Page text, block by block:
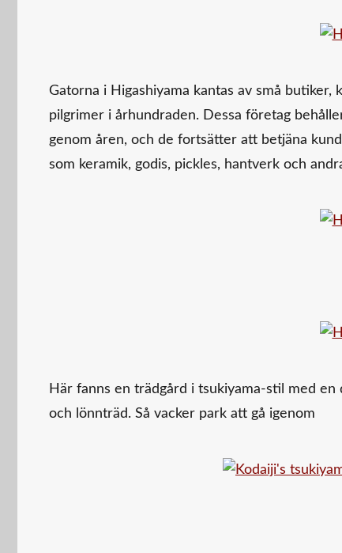
Gatorna i Higashiyama kantas av små
pilgrimer i århundraden. Dessa företag
genom åren, och de fortsätter att betjäna
som keramik, godis, pickles, hantverk och
Här fanns en trädgård i tsukiyama-stil med
och lönnträd. Så vacker park att gå igenom